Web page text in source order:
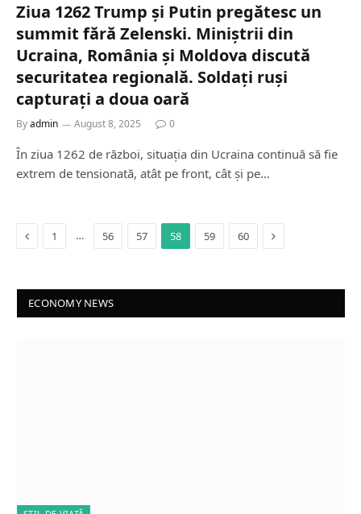
Ziua 1262 Trump și Putin pregătesc un
summit fără Zelenski. Miniștrii din
Ucraina, România și Moldova discută
securitatea regională. Soldați ruși
capturați a doua oară
Byadmin August 8, 2025 0
În ziua 1262 de război, situația din Ucraina continuă să fie
extrem de tensionată, atât pe front, cât și pe…
Previous
1 … 56 57 58 59 60 Next
ECONOMY NEWS